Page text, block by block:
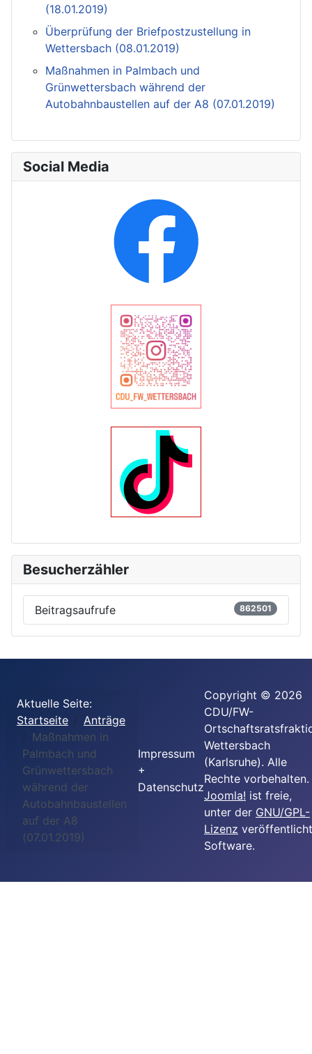
(18.01.2019)
Überprüfung der Briefpostzustellung in
Wettersbach (08.01.2019)
Maßnahmen in Palmbach und
Grünwettersbach während der
Autobahnbaustellen auf der A8 (07.01.2019)
Social Media
Besucherzähler
Beitragsaufrufe 862501
Aktuelle Seite:
Startseite
Anträge
Maßnahmen in
Palmbach und
Grünwettersbach
während der
Autobahnbaustellen
auf der A8
(07.01.2019)
Impressum
+
Datenschutz
Copyright © 2026
CDU/FW-
Wettersbach
(Karlsruhe). Alle
Rechte vorbehalten.
Joomla! ist freie,
unter der GNU/GPL-
Lizenz
Software.